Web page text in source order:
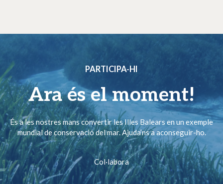
PARTICIPA-HI
Ara és el moment!
És a les nostres mans convertir les Illes Balears en un exemple
mundial de conservació del mar. Ajuda’ns a aconseguir-ho.
Col·labora